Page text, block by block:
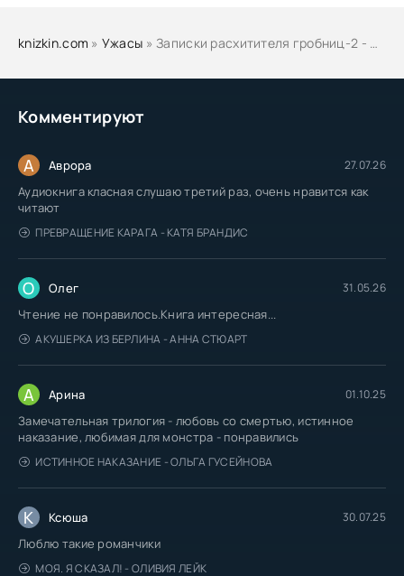
Комментируют
А Аврора 27.07.26
Аудиокнига класная слушаю третий раз, очень нравится как
читают
ПРЕВРАЩЕНИЕ КАРАГА - КАТЯ БРАНДИС
О Олег 31.05.26
Чтение не понравилось.Книга интересная...
АКУШЕРКА ИЗ БЕРЛИНА - АННА СТЮАРТ
А Арина 01.10.25
Замечательная трилогия - любовь со смертью, истинное
наказание, любимая для монстра - понравились
ИСТИННОЕ НАКАЗАНИЕ - ОЛЬГА ГУСЕЙНОВА
К Ксюша 30.07.25
Люблю такие романчики
МОЯ. Я СКАЗАЛ! - ОЛИВИЯ ЛЕЙК
knizkin.com » Ужасы » Записки расхитителя гробниц-2 - Лэй Сюй (2)